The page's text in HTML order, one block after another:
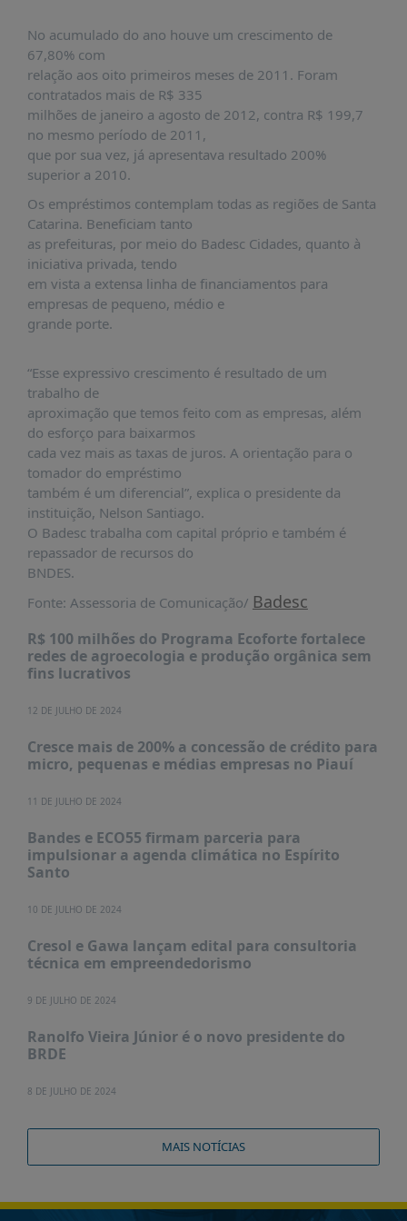
DADOS
FRENTE
PARLAMENTAR
SOBRE
A
FRENTE
MATERIAIS
INFORMAÇÕES
CURSOS
E
INSCRIÇÕES
DISPONÍVEIS
PUBLICAÇÕES
REVISTA
RUMOS
LIVROS
ESTUDOS
NOTÍCIAS
ABDE-
PRÊMIO
ABDE
JORNALISMO
SABER
+
CONTATO
No acumulado do ano houve um crescimento de
67,80% com
relação aos oito primeiros meses de 2011. Foram
contratados mais de R$ 335
milhões de janeiro a agosto de 2012, contra R$ 199,7
no mesmo período de 2011,
que por sua vez, já apresentava resultado 200%
superior a 2010.
Os empréstimos contemplam todas as regiões de Santa
Catarina. Beneficiam tanto
as prefeituras, por meio do Badesc Cidades, quanto à
iniciativa privada, tendo
em vista a extensa linha de financiamentos para
empresas de pequeno, médio e
grande porte.
“Esse expressivo crescimento é resultado de um
trabalho de
aproximação que temos feito com as empresas, além
do esforço para baixarmos
cada vez mais as taxas de juros. A orientação para o
tomador do empréstimo
também é um diferencial”, explica o presidente da
instituição, Nelson Santiago.
O Badesc trabalha com capital próprio e também é
repassador de recursos do
BNDES.
Fonte: Assessoria de Comunicação/ Badesc
R$ 100 milhões do Programa Ecoforte fortalece
redes de agroecologia e produção orgânica sem
fins lucrativos
12 DE JULHO DE 2024
Cresce mais de 200% a concessão de crédito para
micro, pequenas e médias empresas no Piauí
11 DE JULHO DE 2024
Bandes e ECO55 firmam parceria para
impulsionar a agenda climática no Espírito
Santo
10 DE JULHO DE 2024
Cresol e Gawa lançam edital para consultoria
técnica em empreendedorismo
9 DE JULHO DE 2024
Ranolfo Vieira Júnior é o novo presidente do
BRDE
8 DE JULHO DE 2024
MAIS NOTÍCIAS